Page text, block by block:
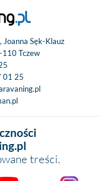
Joanna Sęk-Klauz
Tczew
01 25
treści.